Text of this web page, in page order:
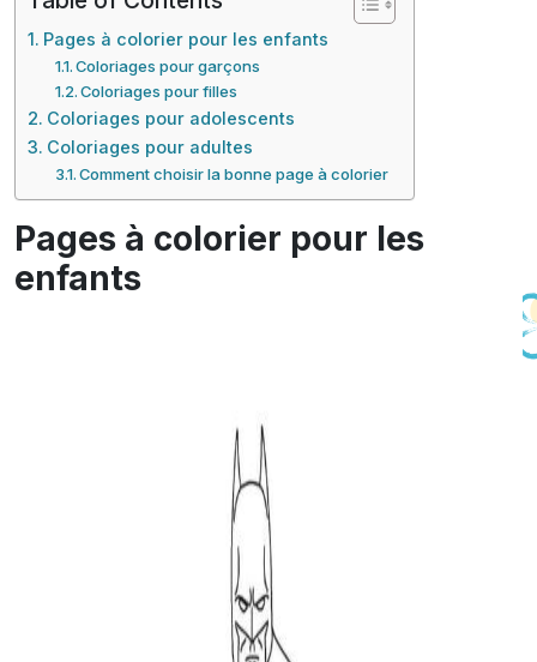
Pages à colorier pour les enfants
Coloriages pour garçons
Coloriages pour filles
Coloriages pour adolescents
Coloriages pour adultes
Comment choisir la bonne page à colorier
Pages à colorier pour les
enfants